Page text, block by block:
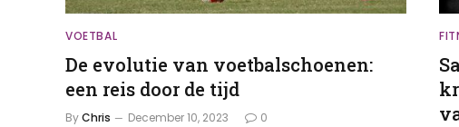
VOETBAL
De evolutie van voetbalschoenen:
een reis door de tijd
ByChris December 10, 2023 0